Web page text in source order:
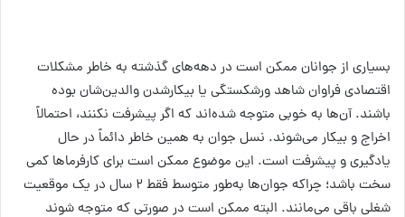
بسیاری از جوانان ممکن است در دهه‌های گذشته به خاطر مشکلات
اقتصادی فراوان شاهد ورشکستگی یا بیکارشدن والدین‌شان بوده
باشند. آن‌ها به خوبی متوجه شده‌اند که اگر پیشرفت نکنند، احتمالاً
اخراج و بیکار می‌شوند. نسل جوان به همین خاطر دائماً در حال
یادگیری و پیشرفت است. این موضوع ممکن است برای کارفرماها کمی
سخت باشد؛ چراکه جوان‌ها به‌طور متوسط فقط ۲ سال در یک موقعیت
شغلی باقی می‌مانند. البته ممکن است در صورتی که متوجه شوند